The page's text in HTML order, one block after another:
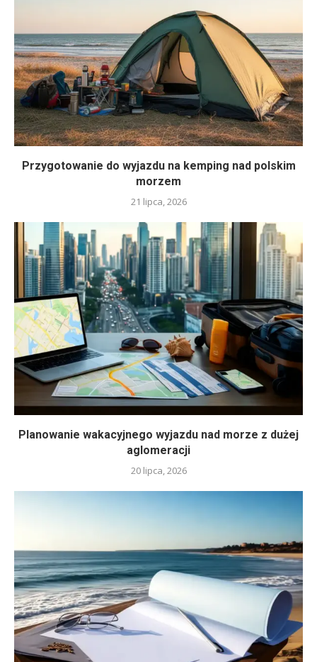
Przygotowanie do wyjazdu na kemping nad polskim
morzem
21 lipca, 2026
Planowanie wakacyjnego wyjazdu nad morze z dużej
aglomeracji
20 lipca, 2026